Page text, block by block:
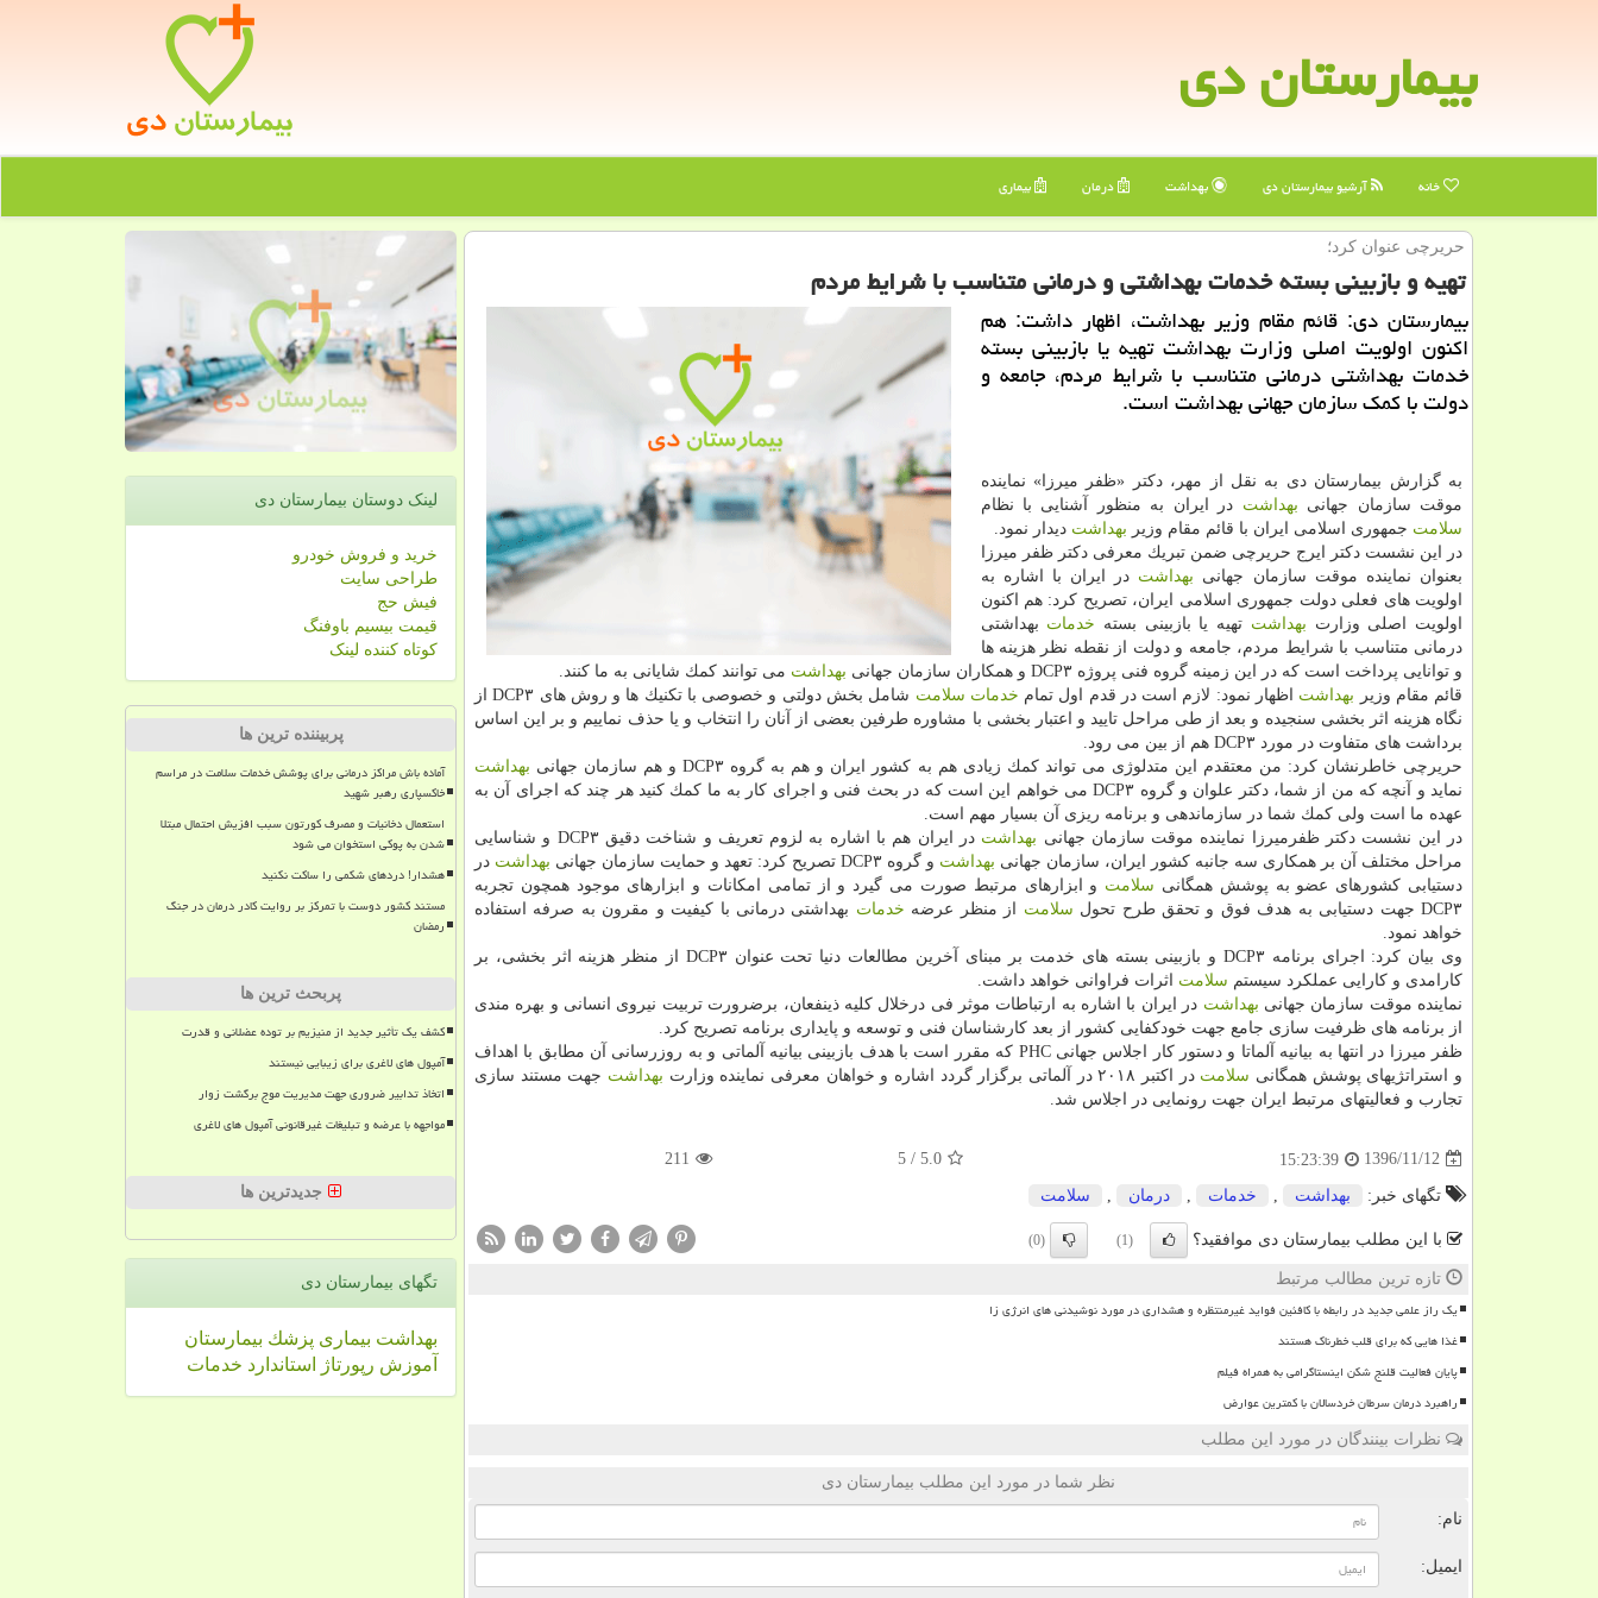
بیمارستان دی
خانه آرشیو بیمارستان دی بهداشت درمان بیماری
حریرچی عنوان كرد؛
تهیه و بازبینی بسته خدمات بهداشتی و درمانی متناسب با شرایط مردم
بیمارستان دی: قائم مقام وزیر بهداشت، اظهار داشت: هم
اكنون اولویت اصلی وزارت بهداشت تهیه یا بازبینی بسته
خدمات بهداشتی درمانی متناسب با شرایط مردم، جامعه و
دولت با كمك سازمان جهانی بهداشت است.
به گزارش بیمارستان دی به نقل از مهر، دكتر «ظفر میرزا» نماینده
موقت سازمان جهانی بهداشت در ایران به منظور آشنایی با نظام
سلامت جمهوری اسلامی ایران با قائم مقام وزیر بهداشت دیدار نمود.
در این نشست دكتر ایرج حریرچی ضمن تبریك معرفی دكتر ظفر میرزا
بعنوان نماینده موقت سازمان جهانی بهداشت در ایران با اشاره به
اولویت های فعلی دولت جمهوری اسلامی ایران، تصریح كرد: هم اكنون
اولویت اصلی وزارت بهداشت تهیه یا بازبینی بسته خدمات بهداشتی
درمانی متناسب با شرایط مردم، جامعه و دولت از نقطه نظر هزینه ها
و توانایی پرداخت است كه در این زمینه گروه فنی پروژه DCP۳ و همكاران سازمان جهانی
بهداشت می توانند كمك شایانی به ما كنند.
قائم مقام وزیر بهداشت اظهار نمود: لازم است در قدم اول تمام خدمات سلامت
شامل بخش دولتی و خصوصی با تكنیك ها و روش های DCP۳ از
نگاه هزینه اثر بخشی سنجیده و بعد از طی مراحل تایید و اعتبار بخشی با مشاوره طرفین بعضی از آنان را انتخاب و یا حذف نماییم و بر این اساس
برداشت های متفاوت در مورد DCP۳ هم از بین می رود.
حریرچی خاطرنشان كرد: من معتقدم این متدلوژی می تواند كمك زیادی هم به كشور ایران و هم به گروه DCP۳ و هم سازمان جهانی
بهداشت
نماید و آنچه كه من از شما، دكتر علوان و گروه DCP۳ می خواهم این است كه در بحث فنی و اجرای كار به ما كمك كنید هر چند كه اجرای آن به
عهده ما است ولی كمك شما در سازماندهی و برنامه ریزی آن بسیار مهم است.
در این نشست دكتر ظفرمیرزا نماینده موقت سازمان جهانی بهداشت
در ایران هم با اشاره به لزوم تعریف و شناخت دقیق DCP۳ و شناسایی
مراحل مختلف آن بر همكاری سه جانبه كشور ایران، سازمان جهانی بهداشت و گروه DCP۳ تصریح كرد: تعهد و حمایت سازمان جهانی بهداشت در
دستیابی كشورهای عضو به پوشش همگانی سلامت و ابزارهای مرتبط صورت می گیرد و از تمامی امكانات و ابزارهای موجود همچون تجربه
DCP۳ جهت دستیابی به هدف فوق و تحقق طرح تحول
سلامت از منظر عرضه خدمات بهداشتی درمانی با كیفیت و مقرون به صرفه استفاده
خواهد نمود.
وی بیان كرد: اجرای برنامه DCP۳ و بازبینی بسته های خدمت بر مبنای آخرین مطالعات دنیا تحت عنوان DCP۳ از منظر هزینه اثر بخشی، بر
كارامدی و كارایی عملكرد سیستم سلامت اثرات فراوانی خواهد داشت.
نماینده موقت سازمان جهانی بهداشت در ایران با اشاره به ارتباطات موثر فی درخلال كلیه ذینفعان، برضرورت تربیت نیروی انسانی و بهره مندی
از برنامه های ظرفیت سازی جامع جهت خودكفایی كشور از بعد كارشناسان فنی و توسعه و پایداری برنامه تصریح كرد.
ظفر میرزا در انتها به بیانیه آلماتا و دستور كار اجلاس جهانی PHC كه مقرر است با هدف بازبینی بیانیه آلماتی و به روزرسانی آن مطابق با اهداف
و استراتژیهای پوشش همگانی سلامت در اكتبر ۲۰۱۸ در آلماتی برگزار گردد اشاره و خواهان معرفی نماینده وزارت بهداشت جهت مستند سازی
تجارب و فعالیتهای مرتبط ایران جهت رونمایی در اجلاس شد.
1396/11/12
15:23:39
5.0
/
5
211
تگهای خبر: بهداشت خدمات درمان سلامت
با این مطلب بیمارستان دی موافقید؟ (1)
(0)
تازه ترین مطالب مرتبط
یک راز علمی جدید در رابطه با کافئین فواید غیرمنتظره و هشداری در مورد نوشیدنی های انرژی زا
غذا هایی که برای قلب خطرناک هستند
پایان فعالیت قلنج شکن اینستاگرامی به همراه فیلم
راهبرد درمان سرطان خردسالان با کمترین عوارض
نظرات بینندگان در مورد این مطلب
نظر شما در مورد این مطلب بیمارستان دی
نام:
ایمیل:
لینک دوستان بیمارستان دی
خرید و فروش خودرو
طراحی سایت
فیش حج
قیمت بیسیم باوفنگ
کوتاه کننده لینک
پربیننده ترین ها
آماده باش مراکز درمانی برای پوشش خدمات سلامت در مراسم
خاکسپاری رهبر شهید
استعمال دخانیات و مصرف کورتون سبب افزیش احتمال مبتلا
شدن به پوکی استخوان می شود
هشدار! دردهای شکمی را ساکت نکنید
مستند کشور دوست با تمرکز بر روایت کادر درمان در جنگ
رمضان
پربحث ترین ها
کشف یک تأثیر جدید از منیزیم بر توده عضلانی و قدرت
آمپول های لاغری برای زیبایی نیستند
اتخاذ تدابیر ضروری جهت مدیریت موج برگشت زوار
مواجهه با عرضه و تبلیغات غیرقانونی آمپول های لاغری
جدیدترین ها
تگهای بیمارستان دی
بهداشت بیماری پزشك بیمارستان
آموزش رپورتاژ استاندارد خدمات